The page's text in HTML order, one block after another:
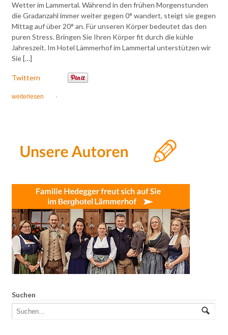
Wetter im Lammertal. Während in den frühen Morgenstunden
die Gradanzahl immer weiter gegen 0° wandert, steigt sie gegen
Mittag auf über 20° an. Für unseren Körper bedeutet das den
puren Stress. Bringen Sie Ihren Körper fit durch die kühle
Jahreszeit. Im Hotel Lämmerhof im Lammertal unterstützen wir
Sie […]
Twittern
weiterlesen ·
Suchen